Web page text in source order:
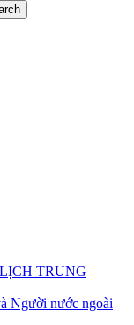
TRUNG
Người nước ngoài